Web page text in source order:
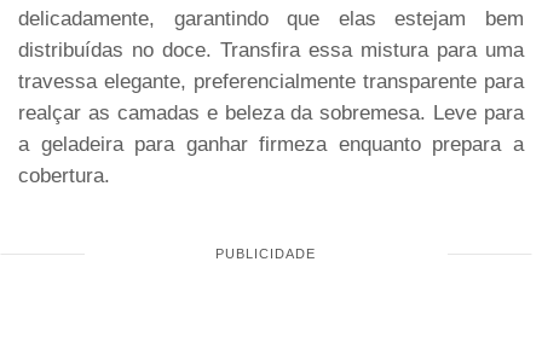
delicadamente, garantindo que elas estejam bem
distribuídas no doce. Transfira essa mistura para uma
travessa elegante, preferencialmente transparente para
realçar as camadas e beleza da sobremesa. Leve para
a geladeira para ganhar firmeza enquanto prepara a
cobertura.